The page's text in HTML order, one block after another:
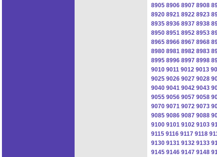
8905 8906 8907 8908
8920 8921 8922 8923
8935 8936 8937 8938
8950 8951 8952 8953
8965 8966 8967 8968
8980 8981 8982 8983
8995 8996 8997 8998
9010 9011 9012 9013
9025 9026 9027 9028
9040 9041 9042 9043
9055 9056 9057 9058
9070 9071 9072 9073
9085 9086 9087 9088
9100 9101 9102 9103
9115 9116 9117 9118
9130 9131 9132 9133
9145 9146 9147 9148